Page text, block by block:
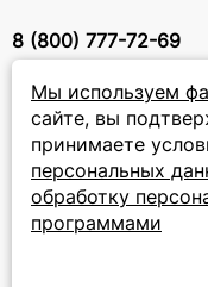
Мы используем
сайте, вы
принимаете
персональных
обработку
программами
8 (800) 777-72-69
прием звонков:
ПОДПИСКА НА РАССЫЛКУ
Подписываясь на